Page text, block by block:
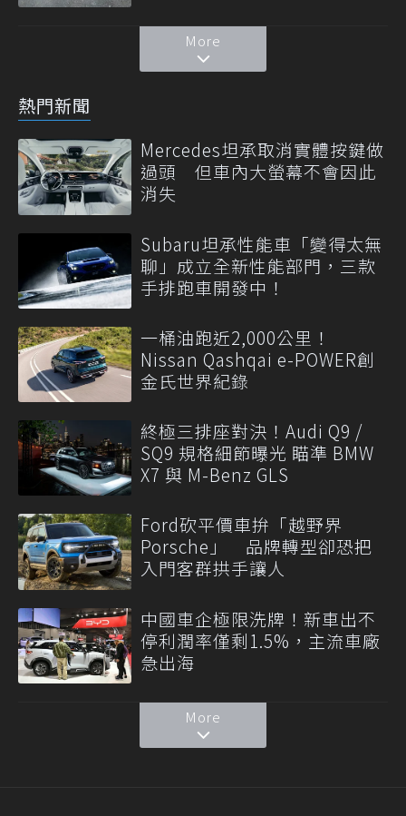
More
熱門新聞
Mercedes坦承取消實體按鍵做
過頭 但車內大螢幕不會因此
消失
Subaru坦承性能車「變得太無
聊」成立全新性能部門，三款
手排跑車開發中！
一桶油跑近2,000公里！
Nissan Qashqai e-POWER創
金氏世界紀錄
終極三排座對決！Audi Q9 /
SQ9 規格細節曝光 瞄準 BMW
X7 與 M-Benz GLS
Ford砍平價車拚「越野界
Porsche」 品牌轉型卻恐把
入門客群拱手讓人
中國車企極限洗牌！新車出不
停利潤率僅剩1.5%，主流車廠
急出海
More